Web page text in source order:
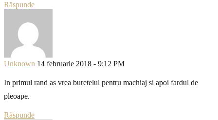
Răspunde
Unknown 14 februarie 2018 - 9:12 PM
In primul rand as vrea buretelul pentru machiaj si apoi fardul de
pleoape.
Răspunde